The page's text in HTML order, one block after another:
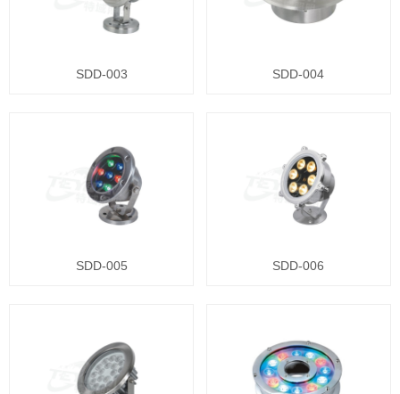
SDD-003 SDD-004
SDD-005 SDD-006